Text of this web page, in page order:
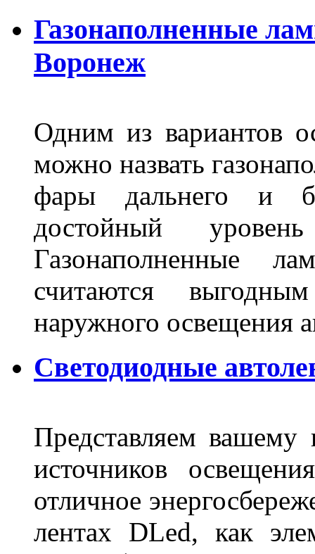
Газонаполненные
Воронеж
Одним из вариантов
можно назвать
фары дальнего и
достойный
Газонаполненные
считаются
наружного освещения
Светодиодные
Представляем
источников
отличное
лентах DLed, как